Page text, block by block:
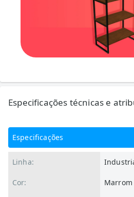
Especificações técnicas e
Especificações
Linha:
Cor: Marrom